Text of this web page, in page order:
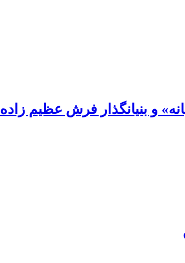
و بنیانگذار فرش عظیم زاده